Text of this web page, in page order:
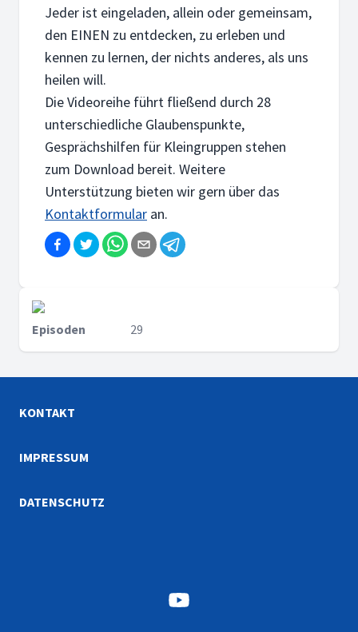
Jeder ist eingeladen, allein oder gemeinsam,
den EINEN zu entdecken, zu erleben und
kennen zu lernen, der nichts anderes, als uns
heilen will.
Die Videoreihe führt fließend durch 28
unterschiedliche Glaubenspunkte,
Gesprächshilfen für Kleingruppen stehen
zum Download bereit. Weitere
Unterstützung bieten wir gern über das
Kontaktformular an.
Episoden 29
KONTAKT
IMPRESSUM
DATENSCHUTZ